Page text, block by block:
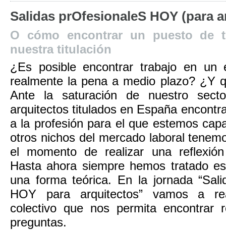
Salidas prOfesionaleS HOY (para
O cómo encontrar un puesto de
nuestra titulación
¿Es posible encontrar trabajo en un
realmente la pena a medio plazo? ¿Y
Ante la saturación de nuestro
arquitectos titulados en España
a la profesión para el que estemos
otros nichos del mercado laboral
el momento de realizar una
Hasta ahora siempre hemos tratado
una forma teórica. En la jornada
HOY para arquitectos” vamos a
colectivo que nos permita encontrar
preguntas.